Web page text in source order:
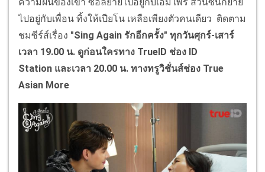
ไปอยู่กับเพื่อน ทิ้งให้เปียโน เหลือเพียงตัวคนเดียว ติดตาม
ชมซีร์ส์เรื่อง "Sing Again รักอีกครั้ง" ทุกวันศุกร์-เสาร์
เวลา 19.00 น. ดูก่อนใครทาง TrueID ช่อง ID
Station และเวลา 20.00 น. ทางทรูวิชั่นส์ช่อง True
Asian More